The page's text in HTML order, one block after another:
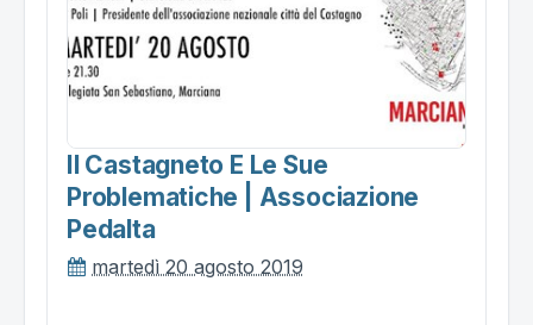
Il Castagneto E Le Sue
Problematiche | Associazione
Pedalta
martedì 20 agosto 2019